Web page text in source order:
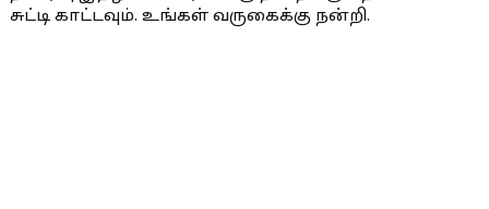
சுட்டி காட்டவும். உங்கள் வருகைக்கு நன்றி.